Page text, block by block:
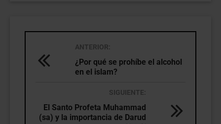
ANTERIOR:
¿Por qué se prohíbe el alcohol
en el islam?
SIGUIENTE:
El Santo Profeta Muhammad
(sa) y la importancia de Darud